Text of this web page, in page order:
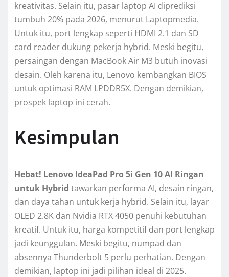
kreativitas. Selain itu, pasar laptop AI diprediksi
tumbuh 20% pada 2026, menurut Laptopmedia.
Untuk itu, port lengkap seperti HDMI 2.1 dan SD
card reader dukung pekerja hybrid. Meski begitu,
persaingan dengan MacBook Air M3 butuh inovasi
desain. Oleh karena itu, Lenovo kembangkan BIOS
untuk optimasi RAM LPDDR5X. Dengan demikian,
prospek laptop ini cerah.
Kesimpulan
Hebat! Lenovo IdeaPad Pro 5i Gen 10 AI Ringan
untuk Hybrid tawarkan performa AI, desain ringan,
dan daya tahan untuk kerja hybrid. Selain itu, layar
OLED 2.8K dan Nvidia RTX 4050 penuhi kebutuhan
kreatif. Untuk itu, harga kompetitif dan port lengkap
jadi keunggulan. Meski begitu, numpad dan
absennya Thunderbolt 5 perlu perhatian. Dengan
demikian, laptop ini jadi pilihan ideal di 2025.